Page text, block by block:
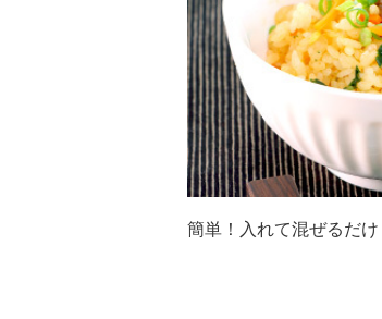
簡単！入れて混ぜるだけ